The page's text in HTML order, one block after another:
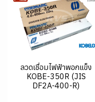
ลวดเชื่อมไฟฟ้าพอกแข็ง
KOBE-350R (JIS
DF2A-400-R)